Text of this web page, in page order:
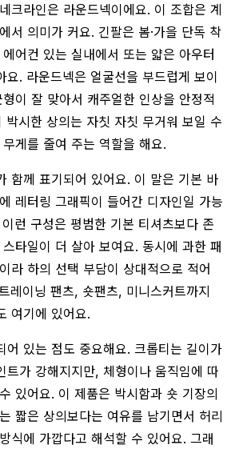
크라인은 라운드넥이에요. 이 조합은 계
서 의미가 커요. 긴팔은 봄·가을 단독 착
어컨 있는 실내에서 또는 얇은 아우터
요. 라운드넥은 얼굴선을 부드럽게 보이
이 잘 맞아서 캐주얼한 인상을 안정적
박시한 상의는 자칫 자칫 무거워 보일 수
게를 줄여 주는 역할을 해요.
함께 표기되어 있어요. 이 말은 기본 바
레터링 그래픽이 들어간 디자인일 가능
런 구성은 평범한 기본 티셔츠보다 존
타일이 더 살아 보여요. 동시에 과한 패
라 하의 선택 부담이 상대적으로 적어
레이닝 팬츠, 숏팬츠, 미니스커트까지
여기에 있어요.
어 있는 점도 중요해요. 크롭티는 길이가
트가 강해지지만, 체형이나 움직임에 따
있어요. 이 제품은 박시함과 숏 기장의
짧은 상의보다는 여유를 남기면서 허리
식에 가깝다고 해석할 수 있어요. 그래